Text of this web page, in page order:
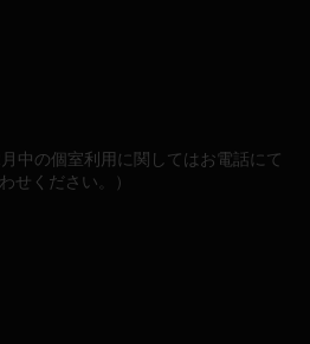
中の個室利用に関してはお電話にて
せください。）